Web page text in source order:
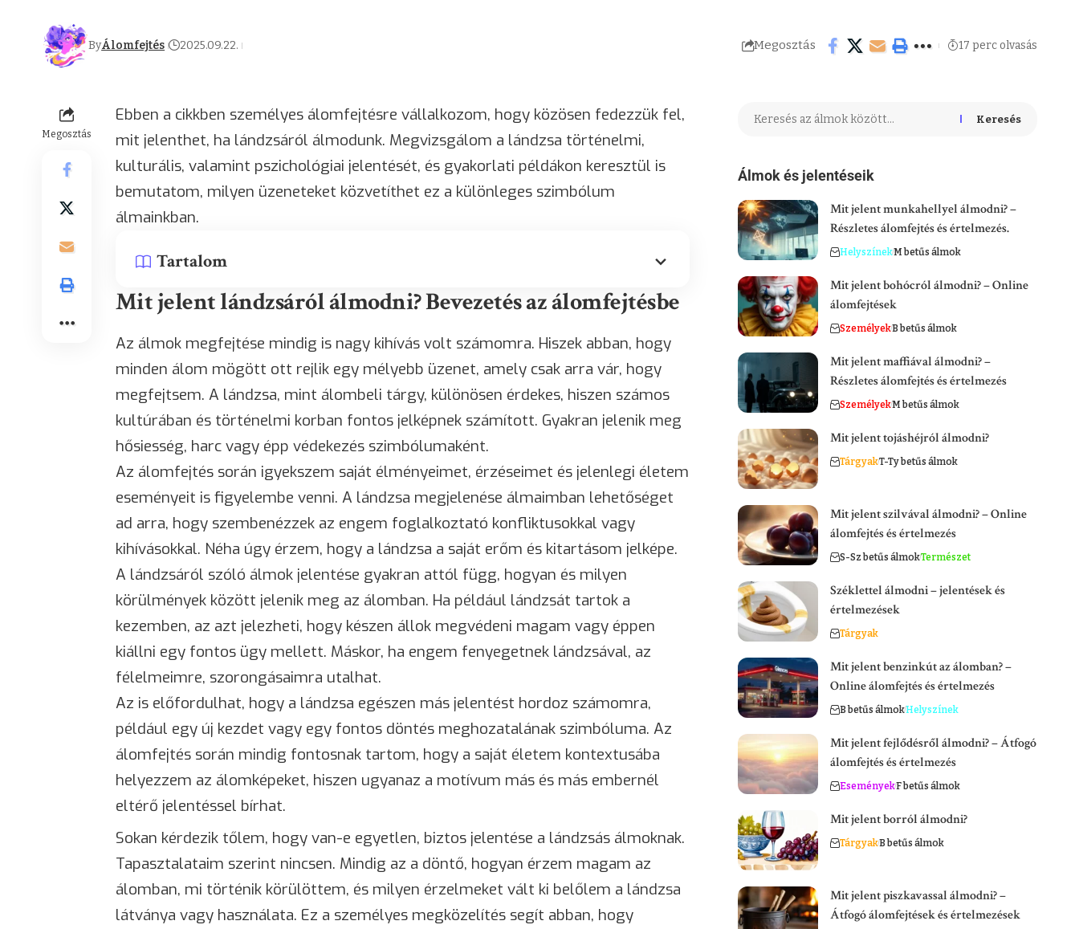
ByÁlomfejtés 2025.09.22. Megosztás 17 perc olvasás
Megosztás
Ebben a cikkben személyes álomfejtésre vállalkozom, hogy közösen fedezzük fel,
mit jelenthet, ha lándzsáról álmodunk. Megvizsgálom a lándzsa történelmi,
kulturális, valamint pszichológiai jelentését, és gyakorlati példákon keresztül is
bemutatom, milyen üzeneteket közvetíthet ez a különleges szimbólum
álmainkban.
Tartalom
Mit jelent lándzsáról álmodni? Bevezetés az álomfejtésbe
Az álmok megfejtése mindig is nagy kihívás volt számomra. Hiszek abban, hogy
minden álom mögött ott rejlik egy mélyebb üzenet, amely csak arra vár, hogy
megfejtsem. A lándzsa, mint álombeli tárgy, különösen érdekes, hiszen számos
kultúrában és történelmi korban fontos jelképnek számított. Gyakran jelenik meg
hősiesség, harc vagy épp védekezés szimbólumaként.
Az álomfejtés során igyekszem saját élményeimet, érzéseimet és jelenlegi életem
eseményeit is figyelembe venni. A lándzsa megjelenése álmaimban lehetőséget
ad arra, hogy szembenézzek az engem foglalkoztató konfliktusokkal vagy
kihívásokkal. Néha úgy érzem, hogy a lándzsa a saját erőm és kitartásom jelképe.
A lándzsáról szóló álmok jelentése gyakran attól függ, hogyan és milyen
körülmények között jelenik meg az álomban. Ha például lándzsát tartok a
kezemben, az azt jelezheti, hogy készen állok megvédeni magam vagy éppen
kiállni egy fontos ügy mellett. Máskor, ha engem fenyegetnek lándzsával, az
félelmeimre, szorongásaimra utalhat.
Az is előfordulhat, hogy a lándzsa egészen más jelentést hordoz számomra,
például egy új kezdet vagy egy fontos döntés meghozatalának szimbóluma. Az
álomfejtés során mindig fontosnak tartom, hogy a saját életem kontextusába
helyezzem az álomképeket, hiszen ugyanaz a motívum más és más embernél
eltérő jelentéssel bírhat.
Sokan kérdezik tőlem, hogy van-e egyetlen, biztos jelentése a lándzsás álmoknak.
Tapasztalataim szerint nincsen. Mindig az a döntő, hogyan érzem magam az
álomban, mi történik körülöttem, és milyen érzelmeket vált ki belőlem a lándzsa
látványa vagy használata. Ez a személyes megközelítés segít abban, hogy
Keresés
Álmok és jelentéseik
Mit jelent munkahellyel álmodni? –
Részletes álomfejtés és értelmezés.
HelyszínekM betűs álmok
Mit jelent bohócról álmodni? – Online
álomfejtések
SzemélyekB betűs álmok
Mit jelent maffiával álmodni? –
Részletes álomfejtés és értelmezés
SzemélyekM betűs álmok
Mit jelent tojáshéjról álmodni?
TárgyakT-Ty betűs álmok
Mit jelent szilvával álmodni? – Online
álomfejtés és értelmezés
S-Sz betűs álmokTermészet
Széklettel álmodni – jelentések és
értelmezések
Tárgyak
Mit jelent benzinkút az álomban? –
Online álomfejtés és értelmezés
B betűs álmokHelyszínek
Mit jelent fejlődésről álmodni? – Átfogó
álomfejtés és értelmezés
EseményekF betűs álmok
Mit jelent borról álmodni?
TárgyakB betűs álmok
Mit jelent piszkavassal álmodni? –
Átfogó álomfejtések és értelmezések